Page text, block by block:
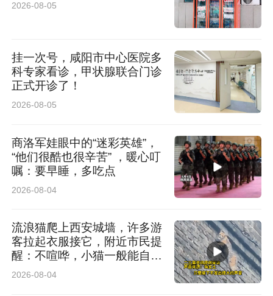
收，8个多月的筹备终于迎来结果。5月中旬，血
25日，首名患者安全下机。
阿里地区人民医院血液净化中心的启用，终结了
阿里地区无透析服务的历史。终末期肾病患者再
也不用背井离乡，在“家门口”就能得到规范治
疗，实现“透析不出阿里”。
藏族患者次仁（化名）就是受益者之一。此前，
为了做透析治疗，她和老伴远离家乡、告别亲
人，常年独居拉萨市，时常感到孤独和焦虑。现
在，她在“家门口”就能完成血液透析，再也不
2026-08-05
挂一次号，咸阳市中心医院多
科专家看诊，甲状腺联合门诊
正式开诊了！
2026-08-05
商洛军娃眼中的“迷彩英雄”，
“他们很酷也很辛苦” ，暖心叮
嘱：要早睡，多吃点
2026-08-04
流浪猫爬上西安城墙，许多游
客拉起衣服接它，附近市民提
醒：不喧哗，小猫一般能自行
脱困
2026-08-04